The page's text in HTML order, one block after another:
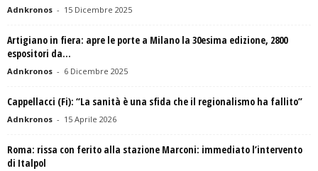
Adnkronos - 15 Dicembre 2025
Artigiano in fiera: apre le porte a Milano la 30esima edizione, 2800
espositori da...
Adnkronos - 6 Dicembre 2025
Cappellacci (Fi): “La sanità è una sfida che il regionalismo ha fallito”
Adnkronos - 15 Aprile 2026
Roma: rissa con ferito alla stazione Marconi: immediato l’intervento
di Italpol